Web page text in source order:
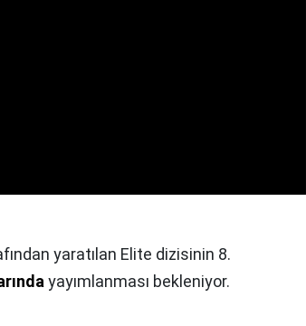
yaratılan Elite dizisinin 8.
yayımlanması bekleniyor.